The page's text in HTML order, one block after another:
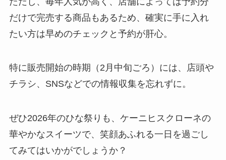
だけで完売する商品もあるため、確実に手に入れ
たい方は早めのチェックと予約が肝心。
特に販売開始の時期（2月中旬ごろ）には、店頭や
チラシ、SNSなどでの情報収集を忘れずに。
ぜひ2026年のひな祭りも、ケーニヒスクローネの
華やかなスイーツで、笑顔あふれる一日を過ごし
てみてはいかがでしょうか？